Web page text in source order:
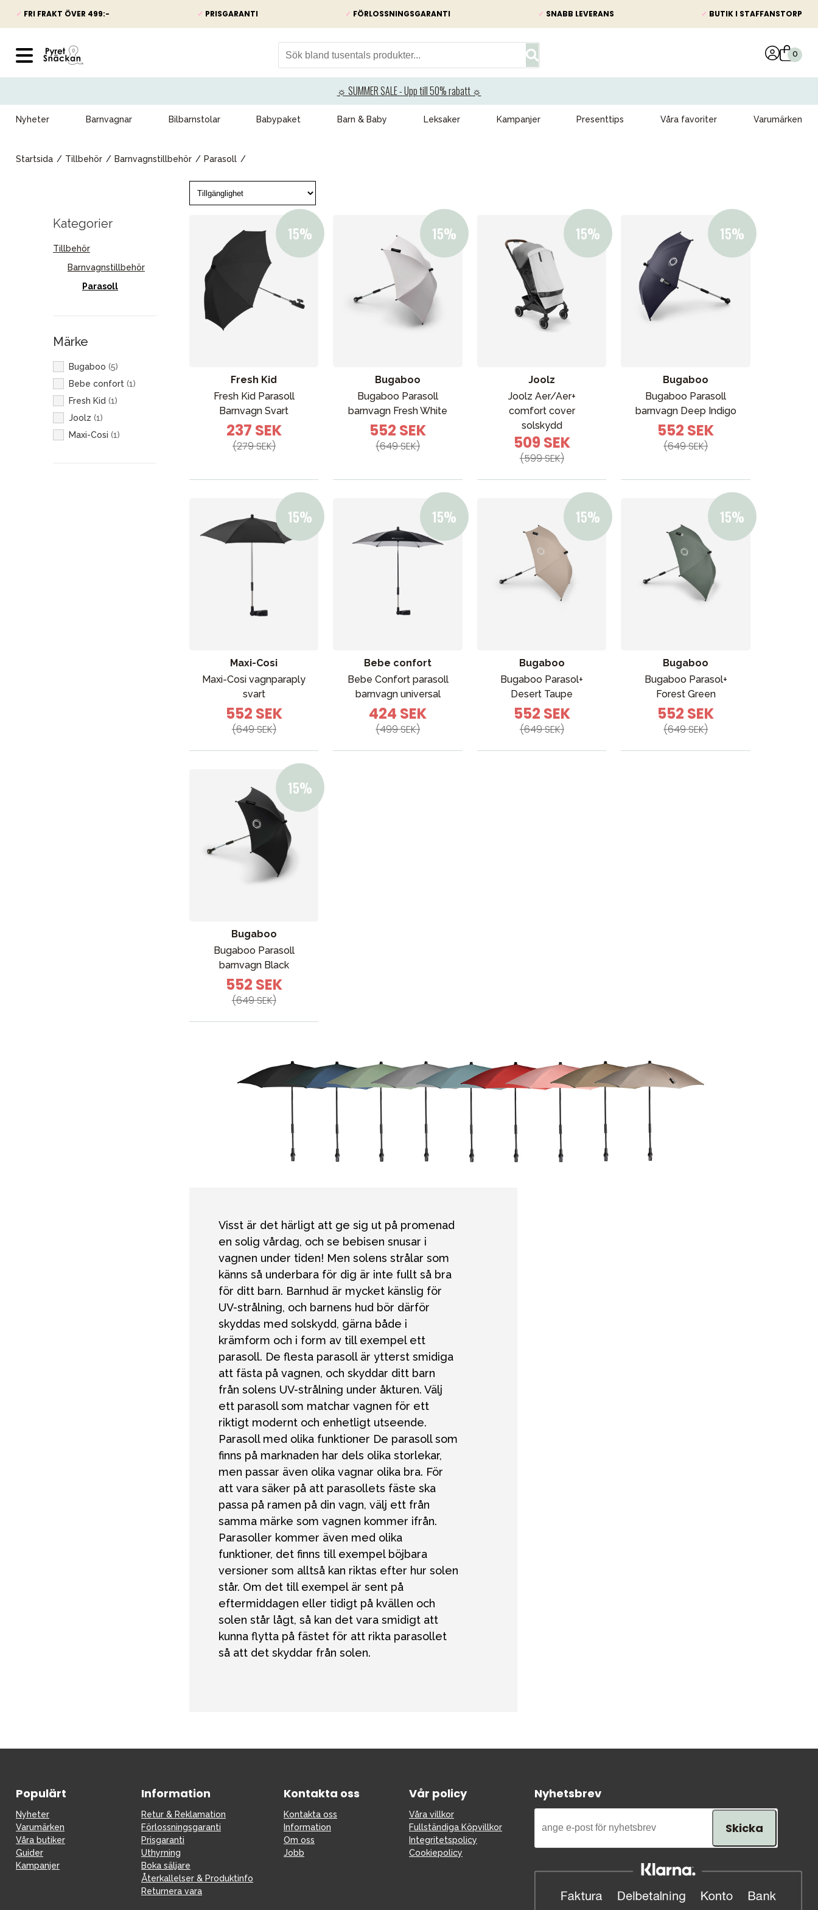
✓ FRI FRAKT ÖVER 499:- ✓ PRISGARANTI ✓ FÖRLOSSNINGSGARANTI ✓ SNABB LEVERANS ✓ BUTIK I STAFFANSTORP
☼ SUMMER SALE - Upp till 50% rabatt ☼
Nyheter Barnvagnar Bilbarnstolar Babypaket Barn & Baby Leksaker Kampanjer Presenttips Våra favoriter Varumärken
Startsida Tillbehör Barnvagnstillbehör Parasoll
Kategorier
Tillbehör
Barnvagnstillbehör
Parasoll
Märke
Bugaboo (5)
Bebe confort (1)
Fresh Kid (1)
Joolz (1)
Maxi-Cosi (1)
Fresh Kid
Fresh Kid Parasoll
Barnvagn Svart
237 SEK
(279 SEK)
Bugaboo
Bugaboo Parasoll
barnvagn Fresh White
552 SEK
(649 SEK)
Joolz
Joolz Aer/Aer+
comfort cover
solskydd
509 SEK
(599 SEK)
Bugaboo
Bugaboo Parasoll
barnvagn Deep Indigo
552 SEK
(649 SEK)
Maxi-Cosi
Maxi-Cosi vagnparaply
svart
552 SEK
(649 SEK)
Bebe confort
Bebe Confort parasoll
barnvagn universal
424 SEK
(499 SEK)
Bugaboo
Bugaboo Parasol+
Desert Taupe
552 SEK
(649 SEK)
Bugaboo
Bugaboo Parasol+
Forest Green
552 SEK
(649 SEK)
Bugaboo
Bugaboo Parasoll
barnvagn Black
552 SEK
(649 SEK)
Visst är det härligt att ge sig ut på promenad
en solig vårdag, och se bebisen snusar i
vagnen under tiden! Men solens strålar som
känns så underbara för dig är inte fullt så bra
för ditt barn. Barnhud är mycket känslig för
UV-strålning, och barnens hud bör därför
skyddas med solskydd, gärna både i
krämform och i form av till exempel ett
parasoll. De flesta parasoll är ytterst smidiga
att fästa på vagnen, och skyddar ditt barn
från solens UV-strålning under åkturen. Välj
ett parasoll som matchar vagnen för ett
riktigt modernt och enhetligt utseende.
Parasoll med olika funktioner De parasoll som
finns på marknaden har dels olika storlekar,
men passar även olika vagnar olika bra. För
att vara säker på att parasollets fäste ska
passa på ramen på din vagn, välj ett från
samma märke som vagnen kommer ifrån.
Parasoller kommer även med olika
funktioner, det finns till exempel böjbara
versioner som alltså kan riktas efter hur solen
står. Om det till exempel är sent på
eftermiddagen eller tidigt på kvällen och
solen står lågt, så kan det vara smidigt att
kunna flytta på fästet för att rikta parasollet
så att det skyddar från solen.
Populärt
Nyheter
Varumärken
Våra butiker
Guider
Kampanjer
Information
Retur & Reklamation
Förlossningsgaranti
Prisgaranti
Uthyrning
Boka säljare
Återkallelser & Produktinfo
Returnera vara
Kontakta oss
Kontakta oss
Information
Om oss
Jobb
Vår policy
Våra villkor
Fullständiga Köpvillkor
Integritetspolicy
Cookiepolicy
Nyhetsbrev
Skicka
Barnvagnar
Bilbarnstolar
Babypaket
Barn & Baby
Leksaker
Guider Kontakta oss Uthyrning Vår butik